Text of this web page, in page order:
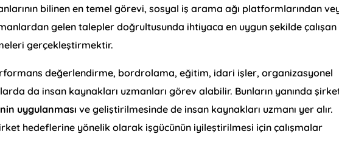
bilinen en temel görevi, sosyal iş arama ağı platformlarından
gelen talepler doğrultusunda ihtiyaca en uygun şekilde çalışan
gerçekleştirmektir.
değerlendirme, bordrolama, eğitim, idari işler, organizasyonel
da insan kaynakları uzmanları görev alabilir. Bunların yanında
uygulanması ve geliştirilmesinde de insan kaynakları uzmanı yer alır.
hedeflerine yönelik olarak işgücünün iyileştirilmesi için çalışmalar